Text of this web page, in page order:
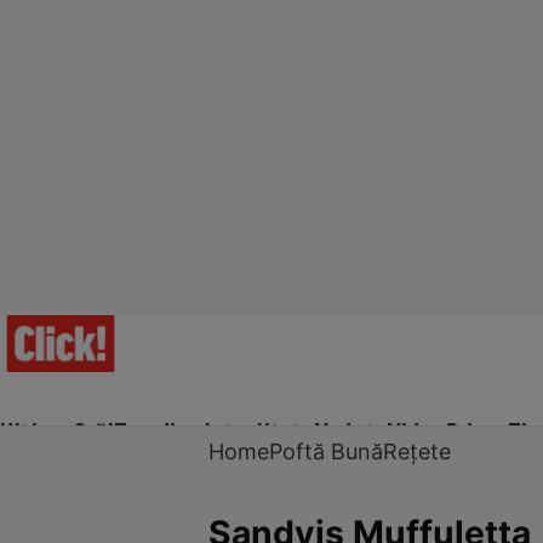
Ultima Oră!Trending Actualitate Vedete Video Prime Time
HomePoftă BunăRețete
Sandviş Muffuletta